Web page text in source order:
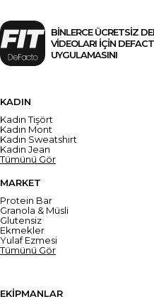
BİNLERCE ÜCRETSİZ
VİDEOLARI İÇİN
UYGULAMASINI
KADIN
Kadın Tişört
Kadın Mont
Kadın Sweatshirt
Kadın Jean
Tümünü Gör
MARKET
Protein Bar
Granola & Müsli
Glutensiz
Ekmekler
Yulaf Ezmesi
Tümünü Gör
EKİPMANLAR